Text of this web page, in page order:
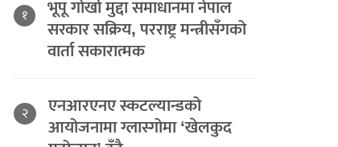
१ भूपू गोर्खा मुद्दा समाधानमा नेपाल
सरकार सक्रिय, परराष्ट्र मन्त्रीसँगको
वार्ता सकारात्मक
२ एनआरएनए स्कटल्यान्डको
आयोजनामा ग्लास्गोमा ‘खेलकुद